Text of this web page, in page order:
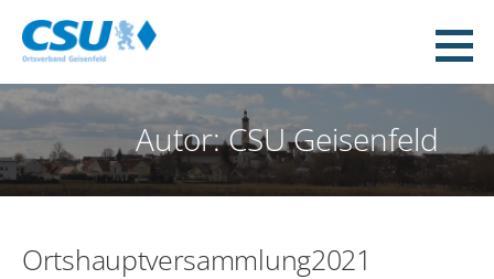
Zum
Inhalt
CSU Geisenfeld
Autor: CSU Geisenfeld
Ortshauptversammlung2021